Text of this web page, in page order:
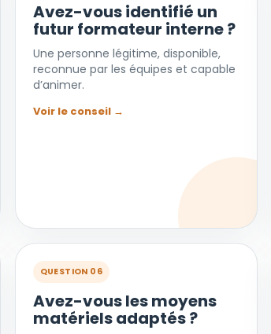
Avez-vous identifié un
futur formateur interne ?
Une personne légitime, disponible,
reconnue par les équipes et capable
d’animer.
Voir le conseil →
QUESTION 06
Avez-vous les moyens
matériels adaptés ?